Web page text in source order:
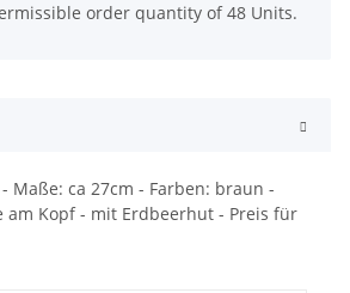
order quantity of 48 Units.
Maße: ca 27cm - Farben: braun -
am Kopf - mit Erdbeerhut - Preis für